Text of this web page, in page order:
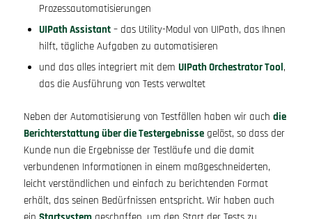
Prozessautomatisierungen
UIPath Assistant– das Utility-Modul von UIPath, das Ihnen
hilft, tägliche Aufgaben zu automatisieren
und das alles integriert mit dem UIPath Orchestrator Tool,
das die Ausführung von Tests verwaltet
Neben der Automatisierung von Testfällen haben wir auch die
Berichterstattung über die Testergebnissegelöst, so dass der
Kunde nun die Ergebnisse der Testläufe und die damit
verbundenen Informationen in einem maßgeschneiderten,
leicht verständlichen und einfach zu berichtenden Format
erhält, das seinen Bedürfnissen entspricht. Wir haben auch